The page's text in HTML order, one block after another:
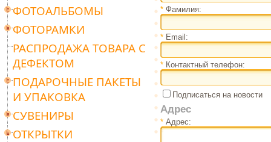
ФОТОАЛЬБОМЫ
ФОТОРАМКИ
РАСПРОДАЖА ТОВАРА С
ДЕФЕКТОМ
ПОДАРОЧНЫЕ ПАКЕТЫ
И УПАКОВКА
СУВЕНИРЫ
ОТКРЫТКИ
* Фамилия:
* Email:
* Контактный телефон:
Подписаться на новости
Адрес
* Адрес: